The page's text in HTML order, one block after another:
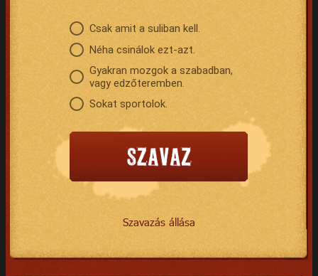
Csak amit a suliban kell.
Néha csinálok ezt-azt.
Gyakran mozgok a szabadban,
vagy edzőteremben.
Sokat sportolok.
Szavazás állása